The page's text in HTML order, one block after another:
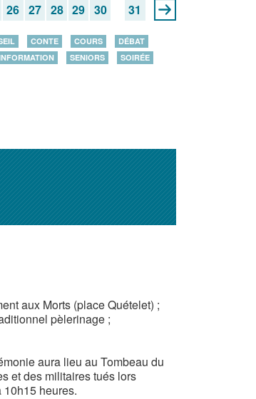
26 27 28 29 30
31
CONTE COURS
DÉBAT
SENIORS
SOIRÉE
aux Morts (place Quételet) ;
pèlerinage ;
aura lieu au Tombeau du
et des militaires tués lors
heures.